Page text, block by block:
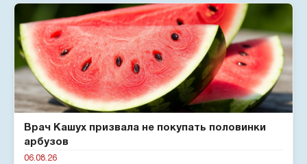
Врач Кашух призвала не покупать половинки
арбузов
06.08.26